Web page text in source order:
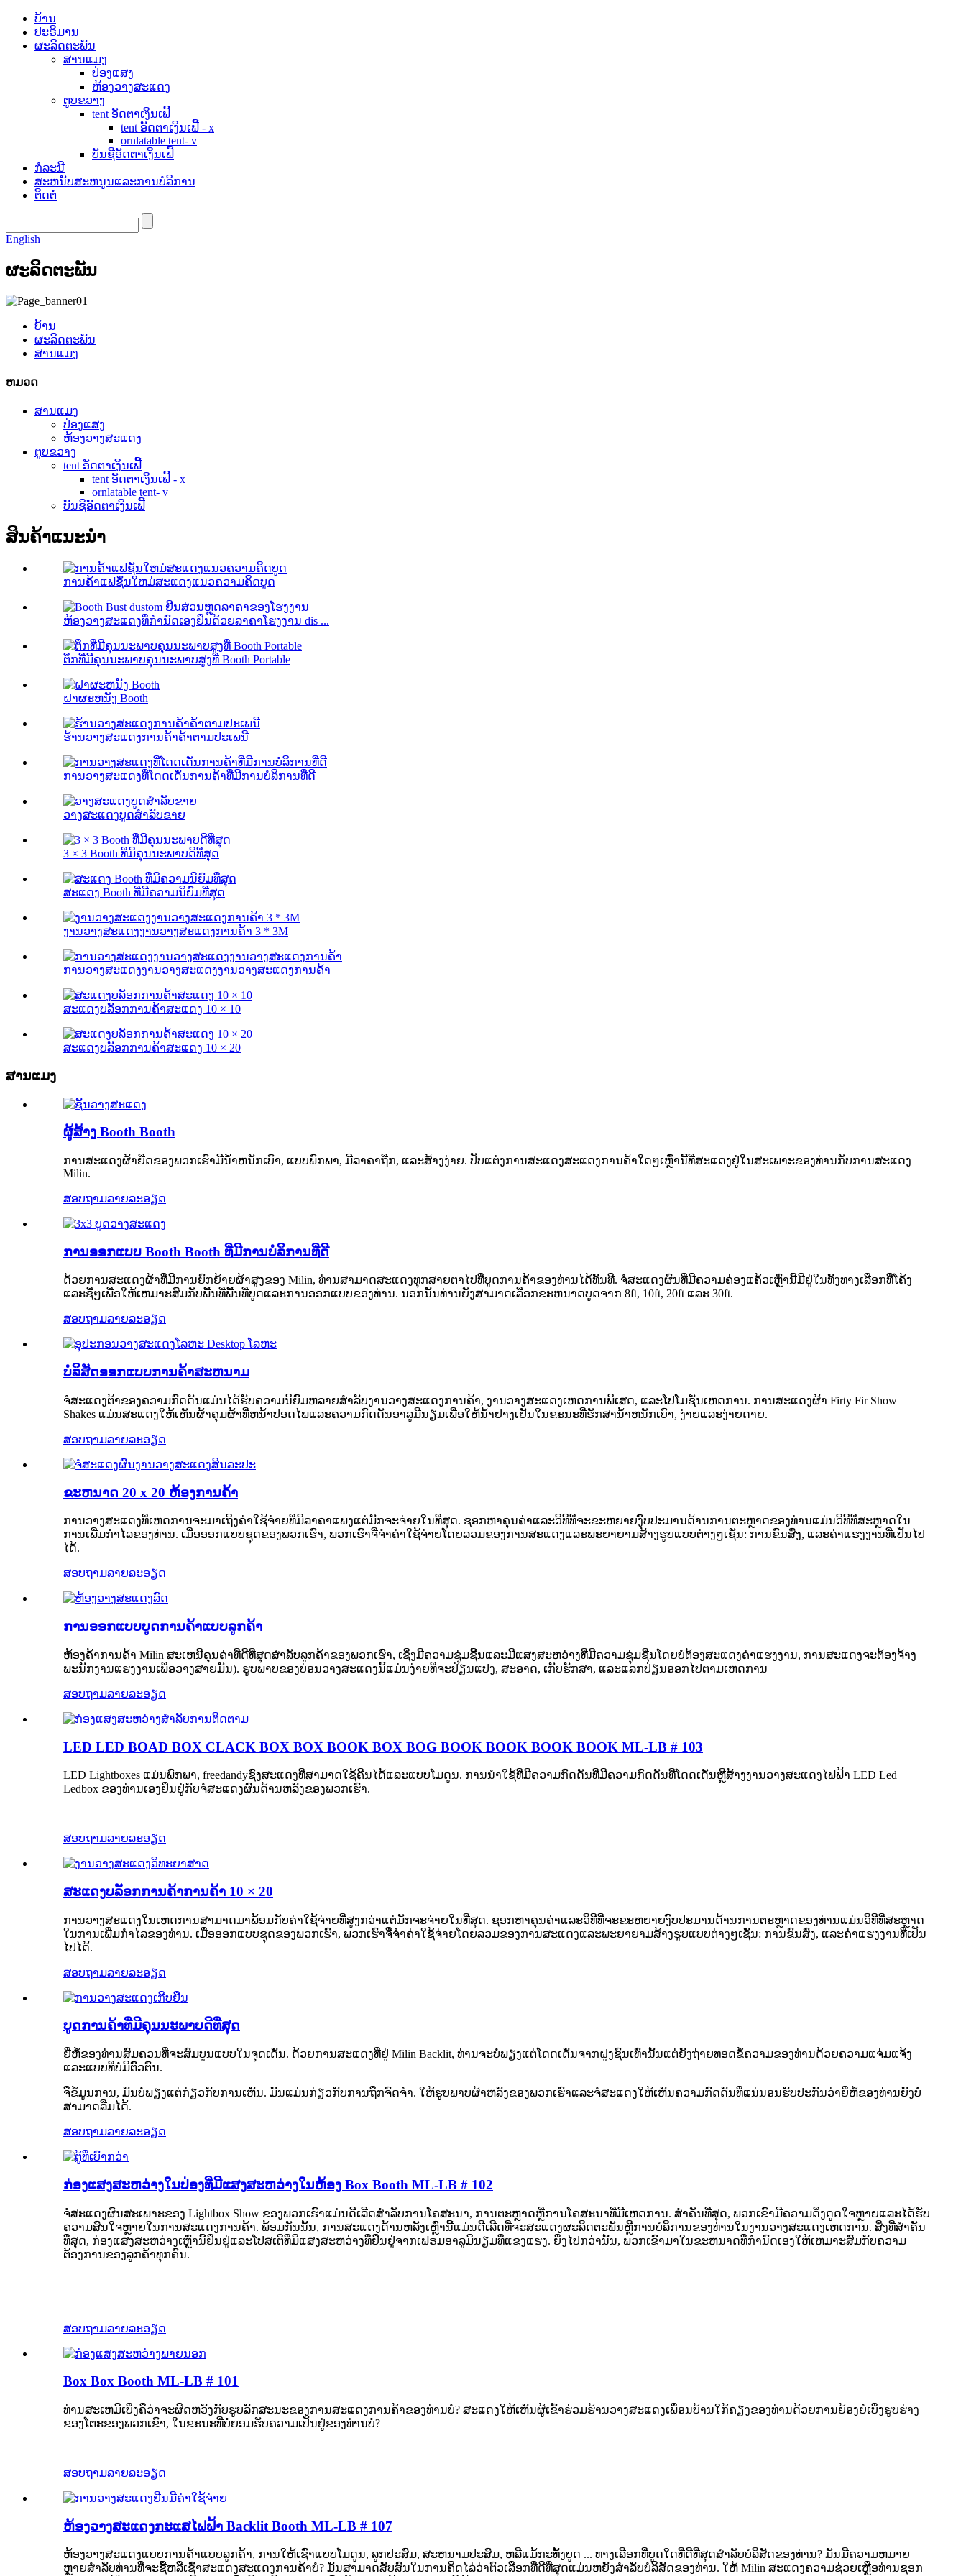
ບ້ານ
ປະຣິມານ
ຜະລິດຕະພັນ
ສານແມງ
ປ່ອງແສງ
ຫ້ອງວາງສະແດງ
ຕູບຂວາງ
tent ອັດຕາເງິນເຟີ້
tent ອັດຕາເງິນເຟີ້ - x
ornlatable tent- v
ບັນຊີອັດຕາເງິນເຟີ້
ກໍລະນີ
ສະຫນັບສະຫນູນແລະການບໍລິການ
ຕິດຕໍ່
English
ຜະລິດຕະພັນ
ບ້ານ
ຜະລິດຕະພັນ
ສານແມງ
ຫມວດ
ສານແມງ
ປ່ອງແສງ
ຫ້ອງວາງສະແດງ
ຕູບຂວາງ
tent ອັດຕາເງິນເຟີ້
tent ອັດຕາເງິນເຟີ້ - x
ornlatable tent- v
ບັນຊີອັດຕາເງິນເຟີ້
ສິນຄ້າແນະນໍາ
ການຄ້າແຟຊັ່ນໃຫມ່ສະແດງແນວຄວາມຄິດບູດ
ຫ້ອງວາງສະແດງທີ່ກໍານົດເອງຢືນດ້ວຍລາຄາໂຮງງານ dis ...
ຕຶກທີ່ມີຄຸນນະພາບຄຸນນະພາບສູງທີ່ Booth Portable
ຝາຜະຫນັງ Booth
ຮ້ານວາງສະແດງການຄ້າຄ້າຕາມປະເພນີ
ການວາງສະແດງທີ່ໂດດເດັ່ນການຄ້າທີ່ມີການບໍລິການທີ່ດີ
ວາງສະແດງບູດສໍາລັບຂາຍ
3 × 3 Booth ທີ່ມີຄຸນນະພາບດີທີ່ສຸດ
ສະແດງ Booth ທີ່ມີຄວາມນິຍົມທີ່ສຸດ
ງານວາງສະແດງງານວາງສະແດງການຄ້າ 3 * 3M
ການວາງສະແດງງານວາງສະແດງງານວາງສະແດງການຄ້າ
ສະແດງບລັອກການຄ້າສະແດງ 10 × 10
ສະແດງບລັອກການຄ້າສະແດງ 10 × 20
ສານແມງ
ຜູ້ສ້າງ Booth Booth
ການສະແດງຜ້າຍືດຂອງພວກເຮົາມີນ້ໍາຫນັກເບົາ, ແບບພົກພາ, ມີລາຄາຖືກ, ແລະສ້າງງ່າຍ. ປັບແຕ່ງການສະແດງສະແດງການຄ້າໃດໆເຫຼົ່ານີ້ທີ່ສະແດງຢູ່ໃນສະເພາະຂອງທ່ານກັບການສະແດງ
Milin.
ສອບຖາມລາຍລະອຽດ
ການອອກແບບ Booth Booth ທີ່ມີການບໍລິການທີ່ດີ
ດ້ວຍການສະແດງຜ້າທີ່ມີການຍົກຍ້າຍຜ້າສູງຂອງ Milin, ທ່ານສາມາດສະແດງທຸກສາຍຕາໄປທີ່ບູດການຄ້າຂອງທ່ານໄດ້ທັນທີ. ຈໍສະແດງຜົນທີ່ມີຄວາມຄ່ອງແຄ້ວເຫຼົ່ານີ້ມີຢູ່ໃນທັງທາງເລືອກທີ່ໂຄ້ງ
ແລະຊື່ໆເພື່ອໃຫ້ເຫມາະສົມກັບພື້ນທີ່ພື້ນທີ່ບູດແລະການອອກແບບຂອງທ່ານ. ນອກນັ້ນທ່ານຍັງສາມາດເລືອກຂະຫນາດບູດຈາກ 8ft, 10ft, 20ft ແລະ 30ft.
ສອບຖາມລາຍລະອຽດ
ບໍລິສັດອອກແບບການຄ້າສະຫນາມ
ຈໍສະແດງຕ້າຂອງຄວາມກົດດັນແມ່ນໄດ້ຮັບຄວາມນິຍົມຫລາຍສໍາລັບງານວາງສະແດງການຄ້າ, ງານວາງສະແດງເຫດການພິເສດ, ແລະໂປໂມຊັ່ນເຫດການ. ການສະແດງຜ້າ Firty Fir Show
Shakes ແມ່ນສະແດງໃຫ້ເຫັນຜ້າຄຸມຜ້າທີ່ຫນ້າປອດໄພແລະຄວາມກົດດັນອາລູມີນຽມເພື່ອໃຫ້ນ້ໍາຢາງເຢັນໃນຂະນະທີ່ຮັກສານ້ໍາຫນັກເບົາ, ງ່າຍແລະງ່າຍດາຍ.
ສອບຖາມລາຍລະອຽດ
ຂະຫນາດ 20 x 20 ຫ້ອງການຄ້າ
ການວາງສະແດງທີ່ເຫດການຈະມາເຖິງຄ່າໃຊ້ຈ່າຍທີ່ມີລາຄາແພງແຕ່ມັກຈະຈ່າຍໃນທີ່ສຸດ. ຊອກຫາຄຸນຄ່າແລະວິທີທີ່ຈະຂະຫຍາຍງົບປະມານດ້ານການຕະຫຼາດຂອງທ່ານແມ່ນວິທີທີ່ສະຫຼາດໃນ
ການເພີ່ມກໍາໄລຂອງທ່ານ. ເມື່ອອອກແບບຊຸດຂອງພວກເຮົາ, ພວກເຮົາຈື່ຈໍາຄ່າໃຊ້ຈ່າຍໂດຍລວມຂອງການສະແດງແລະພະຍາຍາມສ້າງຮູບແບບຕ່າງໆເຊັ່ນ: ການຂົນສົ່ງ, ແລະຄ່າແຮງງານທີ່ເປັນໄປ
ໄດ້.
ສອບຖາມລາຍລະອຽດ
ການອອກແບບບູດການຄ້າແບບລູກຄ້າ
ຫ້ອງຄ້າການຄ້າ Milin ສະເຫນີຄຸນຄ່າທີ່ດີທີ່ສຸດສໍາລັບລູກຄ້າຂອງພວກເຮົາ, ເຊິ່ງມີຄວາມຊຸ່ມຊື້ນແລະມີແສງສະຫວ່າງທີ່ມີຄວາມຊຸ່ມຊື່ນໂດຍບໍ່ຕ້ອງສະແດງຄ່າແຮງງານ, ການສະແດງຈະຕ້ອງຈ້າງ
ພະນັກງານແຮງງານເພື່ອວາງສາຍມັນ). ຮູບພາບຂອງບ່ອນວາງສະແດງນີ້ແມ່ນງ່າຍທີ່ຈະປ່ຽນແປງ, ສະອາດ, ເກັບຮັກສາ, ແລະແລກປ່ຽນອອກໄປຕາມເຫດການ
ສອບຖາມລາຍລະອຽດ
LED LED BOAD BOX CLACK BOX BOX BOOK BOX BOG BOOK BOOK BOOK BOOK ML-LB # 103
LED Lightboxes ແມ່ນພົກພາ, freedandyຊົງສະແດງທີ່ສາມາດໃຊ້ຄືນໄດ້ແລະແບບໂມດູນ. ການນໍາໃຊ້ທີ່ມີຄວາມກົດດັນທີ່ມີຄວາມກົດດັນທີ່ໂດດເດັ່ນຫຼືສ້າງງານວາງສະແດງໄຟຟ້າ LED Led
Ledbox ຂອງທ່ານເອງຢືນຢູ່ກັບຈໍສະແດງຜົນດ້ານຫລັງຂອງພວກເຮົາ.
ສອບຖາມລາຍລະອຽດ
ສະແດງບລັອກການຄ້າການຄ້າ 10 × 20
ການວາງສະແດງໃນເຫດການສາມາດມາພ້ອມກັບຄ່າໃຊ້ຈ່າຍທີ່ສູງກວ່າແຕ່ມັກຈະຈ່າຍໃນທີ່ສຸດ. ຊອກຫາຄຸນຄ່າແລະວິທີທີ່ຈະຂະຫຍາຍງົບປະມານດ້ານການຕະຫຼາດຂອງທ່ານແມ່ນວິທີທີ່ສະຫຼາດ
ໃນການເພີ່ມກໍາໄລຂອງທ່ານ. ເມື່ອອອກແບບຊຸດຂອງພວກເຮົາ, ພວກເຮົາຈື່ຈໍາຄ່າໃຊ້ຈ່າຍໂດຍລວມຂອງການສະແດງແລະພະຍາຍາມສ້າງຮູບແບບຕ່າງໆເຊັ່ນ: ການຂົນສົ່ງ, ແລະຄ່າແຮງງານທີ່ເປັນ
ໄປໄດ້.
ສອບຖາມລາຍລະອຽດ
ບູດການຄ້າທີ່ມີຄຸນນະພາບດີທີ່ສຸດ
ຍີ່ຫໍ້ຂອງທ່ານສົມຄວນທີ່ຈະສົມບູນແບບໃນຈຸດເດັ່ນ. ດ້ວຍການສະແດງທີ່ຢູ່ Milin Backlit, ທ່ານຈະບໍ່ພຽງແຕ່ໂດດເດັ່ນຈາກຝູງຊົນເທົ່ານັ້ນແຕ່ຍັງຖ່າຍທອດຂໍ້ຄວາມຂອງທ່ານດ້ວຍຄວາມແຈ່ມແຈ້ງ
ແລະແບບທີ່ບໍ່ມີຕົວຕົນ.
ຈືຂໍ້ມູນການ, ມັນບໍ່ພຽງແຕ່ກ່ຽວກັບການເຫັນ. ມັນແມ່ນກ່ຽວກັບການຖືກຈົດຈໍາ. ໃຫ້ຮູບພາບຜ້າຫລັງຂອງພວກເຮົາແລະຈໍສະແດງໃຫ້ເຫັນຄວາມກົດດັນທີ່ແນ່ນອນຮັບປະກັນວ່າຍີ່ຫໍ້ຂອງທ່ານຍັງບໍ່
ສາມາດລືມໄດ້.
ສອບຖາມລາຍລະອຽດ
ກ່ອງແສງສະຫວ່າງໃນປ່ອງທີ່ມີແສງສະຫວ່າງໃນຫ້ອງ Box Booth ML-LB # 102
ຈໍສະແດງຜົນສະເພາະຂອງ Lightbox Show ຂອງພວກເຮົາແມ່ນດີເລີດສໍາລັບການໂຄສະນາ, ການຕະຫຼາດຫຼືການໂຄສະນາທີ່ມີເຫດການ. ສໍາຄັນທີ່ສຸດ, ພວກເຂົາມີຄວາມດຶງດູດໃຈຫຼາຍແລະໄດ້ຮັບ
ຄວາມສົນໃຈຫຼາຍໃນການສະແດງການຄ້າ. ພ້ອມກັນນັ້ນ, ການສະແດງດ້ານຫລັງເຫຼົ່ານີ້ແມ່ນດີເລີດທີ່ຈະສະແດງຜະລິດຕະພັນຫຼືການບໍລິການຂອງທ່ານໃນງານວາງສະແດງເຫດການ. ສິ່ງທີ່ສໍາຄັນ
ທີ່ສຸດ, ກ່ອງແສງສະຫວ່າງເຫຼົ່ານີ້ຢືນຢູ່ແລະໂປສເຕີທີ່ມີແສງສະຫວ່າງທີ່ຢືນຢູ່ຈາກເຟຣມອາລູມີນຽມທີ່ແຂງແຮງ. ຍິ່ງໄປກວ່ານັ້ນ, ພວກເຂົາມາໃນຂະຫນາດທີ່ກໍານົດເອງໃຫ້ເຫມາະສົມກັບຄວາມ
ຕ້ອງການຂອງລູກຄ້າທຸກຄົນ.
ສອບຖາມລາຍລະອຽດ
Box Box Booth ML-LB # 101
ທ່ານສະເຫມີເບິ່ງຄືວ່າຈະຜິດຫວັງກັບຮູບລັກສະນະຂອງການສະແດງການຄ້າຂອງທ່ານບໍ? ສະແດງໃຫ້ເຫັນຜູ້ເຂົ້າຮ່ວມຮ້ານວາງສະແດງເພື່ອນບ້ານໃກ້ຄຽງຂອງທ່ານດ້ວຍການຍ້ອງຍໍເບິ່ງຮູບຮ່າງ
ຂອງໂຕະຂອງພວກເຂົາ, ໃນຂະນະທີ່ບໍ່ຍອມຮັບຄວາມເປັນຢູ່ຂອງທ່ານບໍ?
ສອບຖາມລາຍລະອຽດ
ຫ້ອງວາງສະແດງກະແສໄຟຟ້າ Backlit Booth ML-LB # 107
ຫ້ອງວາງສະແດງແບບການຄ້າແບບລູກຄ້າ, ການໃຫ້ເຊົ່າແບບໂມດູນ, ລູກປະສົມ, ສະຫນາມປະສົມ, ຫລືແມ້ກະທັ້ງບູດ ... ທາງເລືອກທີ່ບູດໃດທີ່ດີທີ່ສຸດສໍາລັບບໍລິສັດຂອງທ່ານ? ມັນມີຄວາມຫມາຍ
ຫຼາຍສໍາລັບທ່ານທີ່ຈະຊື້ຫລືເຊົ່າສະແດງສະແດງການຄ້າບໍ? ມັນສາມາດສັບສົນໃນການຄິດໄລ່ວ່າຕົວເລືອກທີ່ດີທີ່ສຸດແມ່ນຫຍັງສໍາລັບບໍລິສັດຂອງທ່ານ. ໃຫ້ Milin ສະແດງຄວາມຊ່ວຍເຫຼືອທ່ານຊອກ